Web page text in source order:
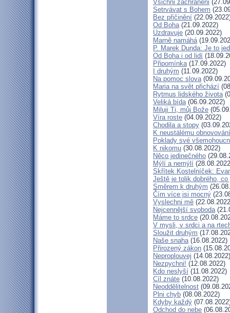
Všichni zachráněni
Setrvávat s Bohem
Bez přičinění
Od Boha(21.09.2022)
Uzdravuje (20.09.2022)
Marně namáhá
P. Marek Dunda: Je to
Od Boha i od lidí
Připomínka(17.09.2022)
I druhým (11.09.2022)
Na pomoc slova
Maria na svět přichází
Rytmus lidského života
Veliká bída(06.09.2022)
Miluji Ti, můj Bože
Víra roste (04.09.2022)
Chodila a stopy
K neustálému obnovování
Poklady své
K nikomu (30.08.2022)
Něco jedinečného
Mýlí a nemýlí
Skřítek Kostelníček:
Ještě je tolik dobrého,
Směrem k druhým
Čím více jsi mocný
Vyslechni mě
Nejcennější svoboda
Máme to srdce
V mysli, v srdci a na
Sloužit druhým
Naše snaha(16.08.2022)
Přirozený zákon
Neproplouvej (14.08.2022)
Nezpychni! (12.08.2022)
Kdo neslyší (11.08.2022)
Cíl znáte (10.08.2022)
Neoddělitelnost
Plni chyb (08.08.2022)
Kdyby každý
Odchod do nebe